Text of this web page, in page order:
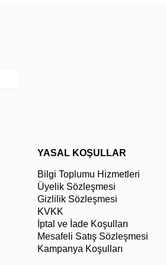
YASAL KOŞULLAR
Bilgi Toplumu Hizmetleri
Üyelik Sözleşmesi
Gizlilik Sözleşmesi
KVKK
İptal ve İade Koşulları
Mesafeli Satış Sözleşmesi
Kampanya Koşulları